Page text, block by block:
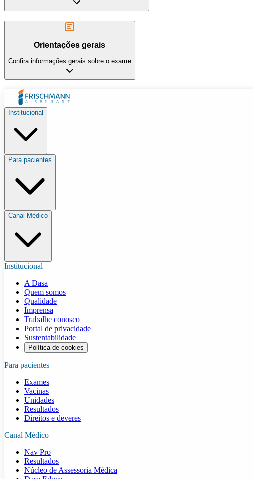
Orientações gerais
Confira informações gerais sobre o exame
Institucional
Para pacientes
Canal Médico
Institucional
A Dasa
Quem somos
Qualidade
Imprensa
Trabalhe conosco
Portal de privacidade
Sustentabilidade
Política de cookies
Para pacientes
Exames
Vacinas
Unidades
Resultados
Direitos e deveres
Canal Médico
Nav Pro
Resultados
Núcleo de Assessoria Médica